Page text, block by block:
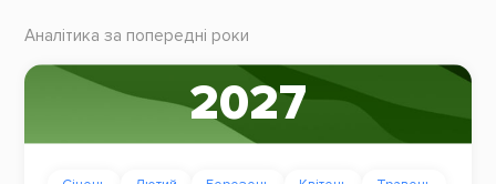
Аналітика за попередні роки
2027